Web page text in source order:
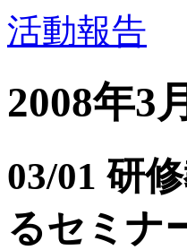
活動報告
2008年3
03/01 研
るセミナ